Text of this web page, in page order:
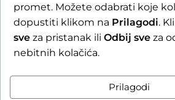
be processed and shipped during
our return.
By completing your order, you
aware of the possible extended
Zatvori obavijest /
promet. Možete odabrati koje
dopustiti klikom na Prilagodi.
sve za pristanak ili Odbij sve za
nebitnih kolačića.
Prilagodi